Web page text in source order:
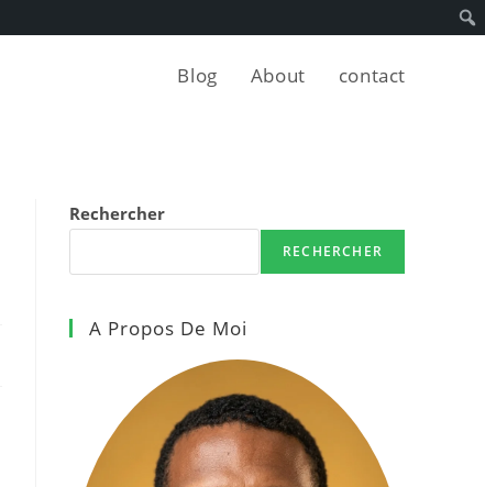
Blog About contact
Rechercher
RECHERCHER
A Propos De Moi